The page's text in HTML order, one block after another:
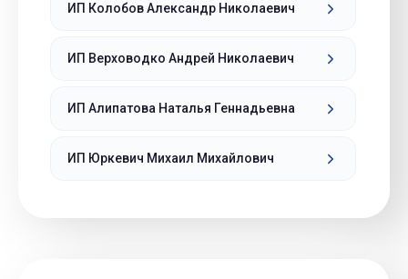
ИП Колобов Александр Николаевич
ИП Верховодко Андрей Николаевич
ИП Алипатова Наталья Геннадьевна
ИП Юркевич Михаил Михайлович